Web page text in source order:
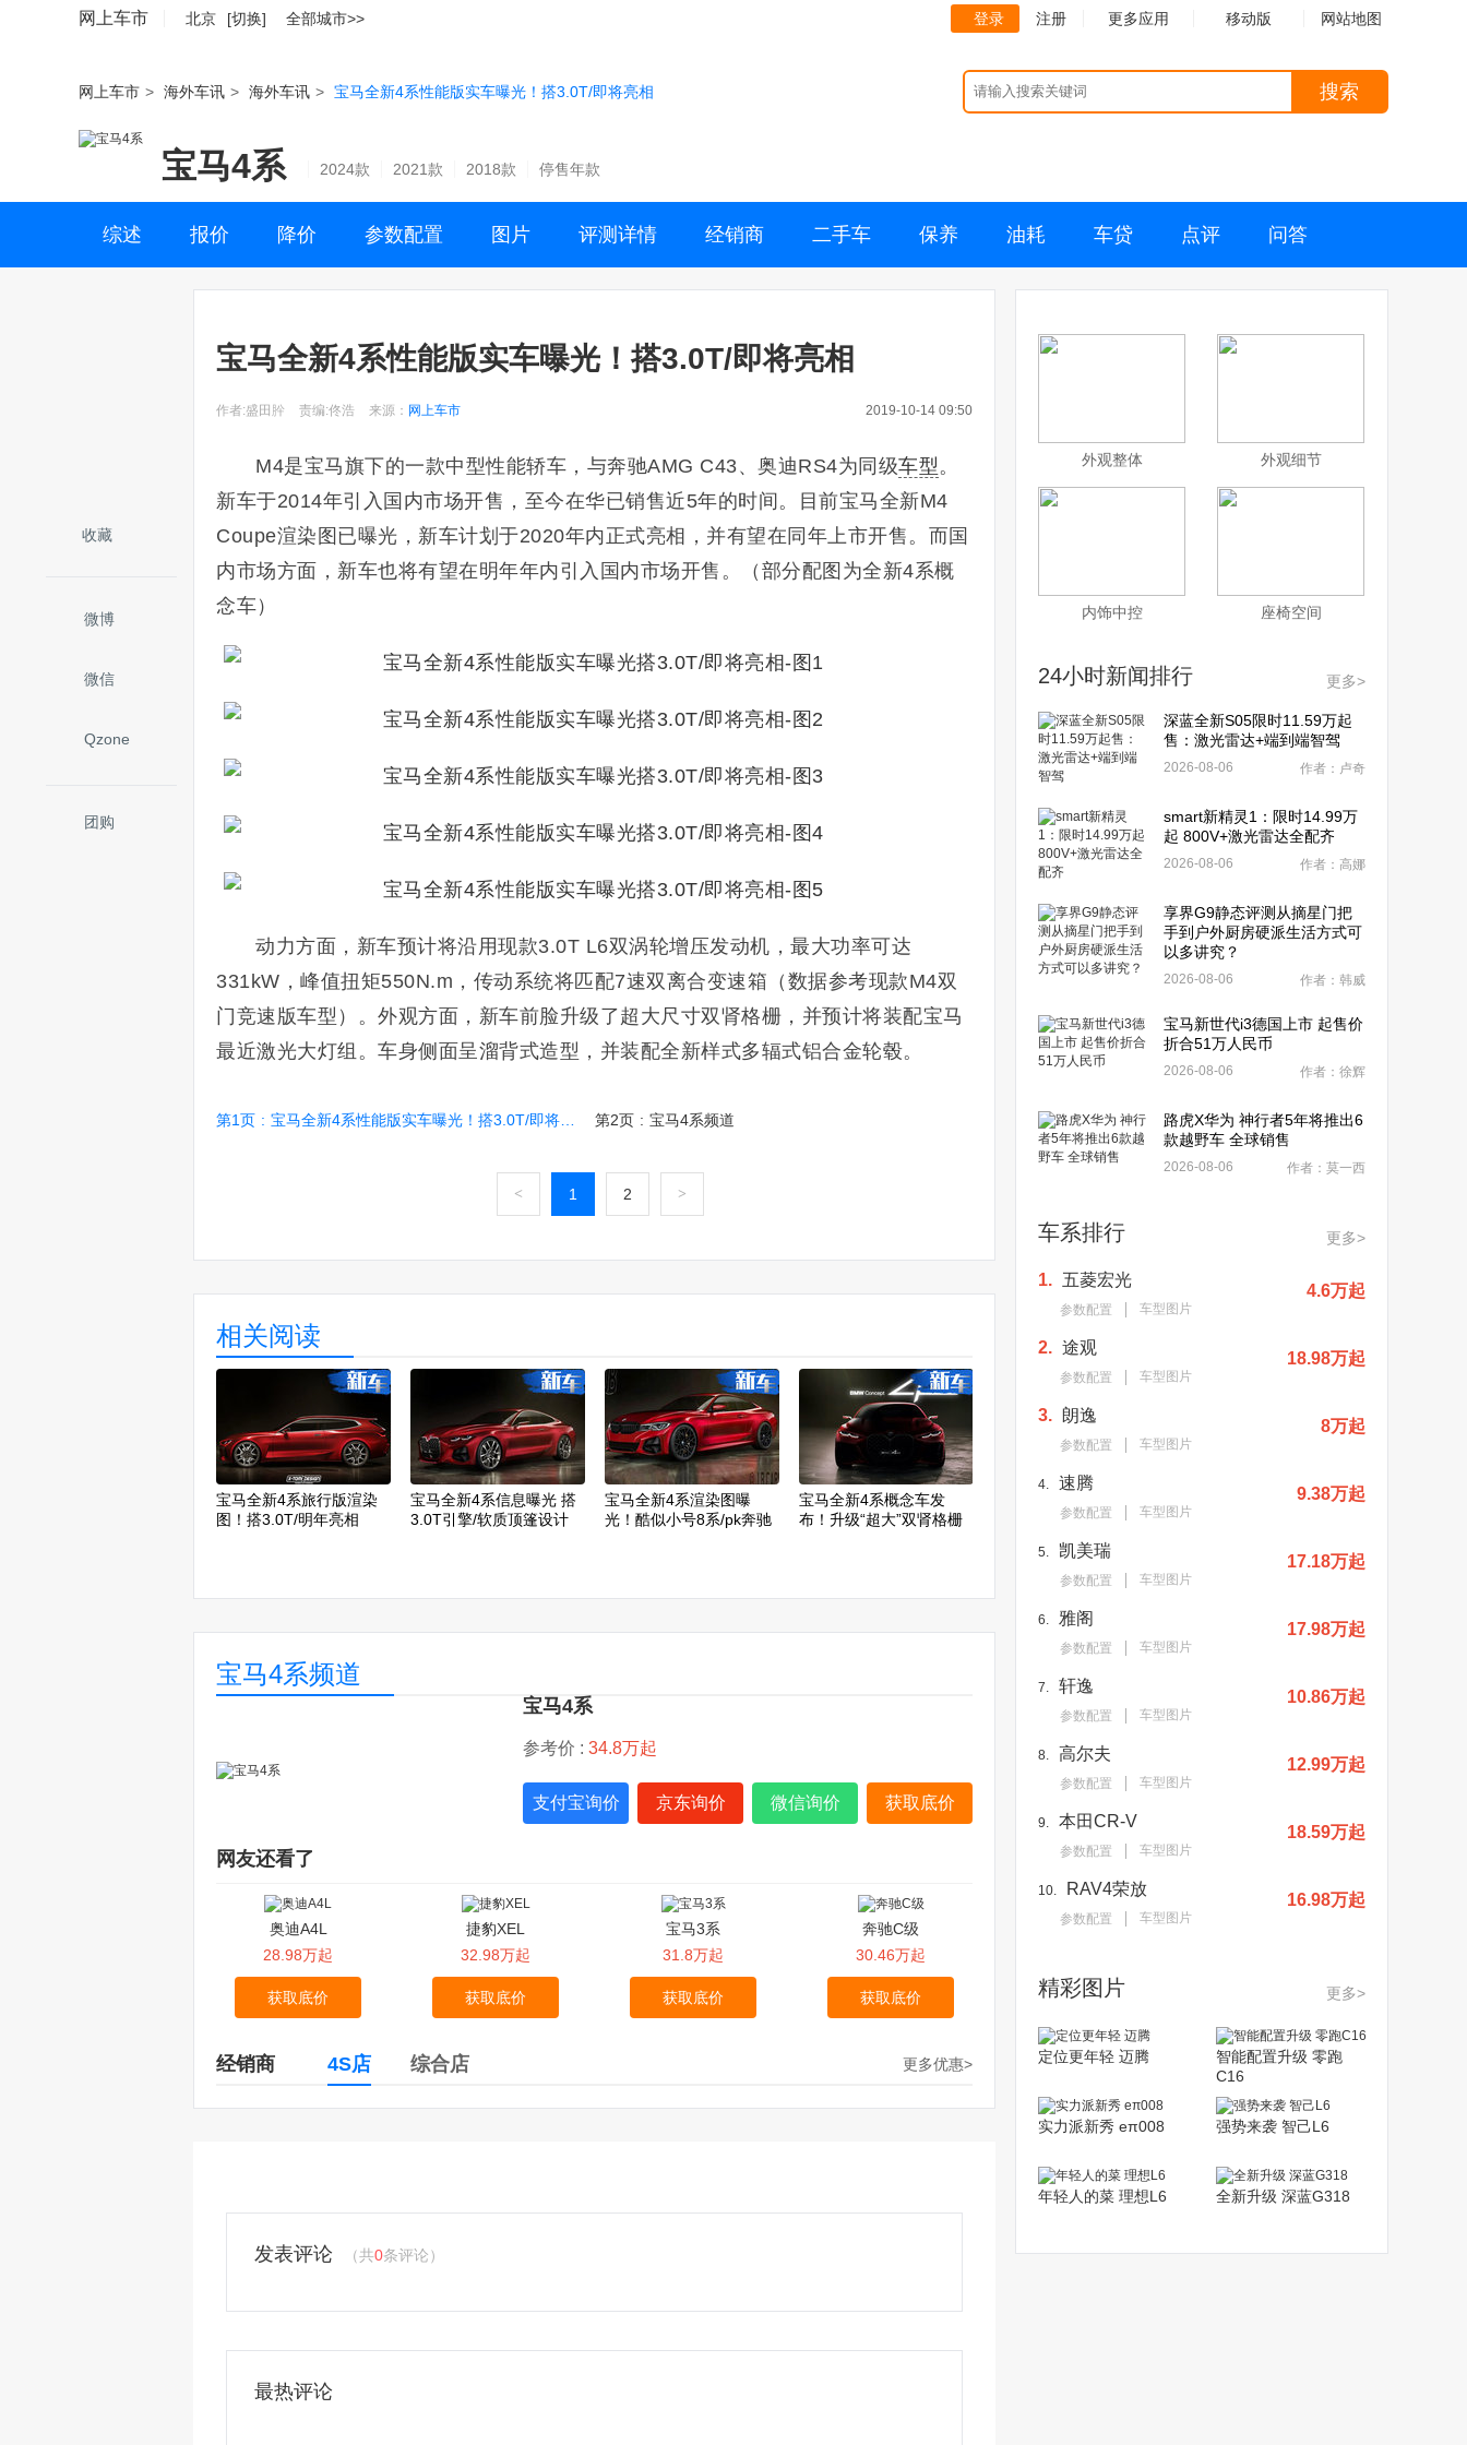
网上车市 北京 [切换] 全部城市>> 登录 注册 更多应用 移动版 网站地图
网上车市 > 海外车讯 > 海外车讯 > 宝马全新4系性能版实车曝光！搭3.0T/即将亮相 搜索
宝马4系 2024款 2021款 2018款 停售年款
综述 报价 降价 参数配置 图片 评测详情 经销商 二手车 保养 油耗 车贷 点评 问答
收藏
微博
微信
Qzone
团购
宝马全新4系性能版实车曝光！搭3.0T/即将亮相
作者:盛田肸 责编:佟浩 来源： 网上车市 2019-10-14 09:50
M4是宝马旗下的一款中型性能轿车，与奔驰AMG C43、奥迪RS4为同级车型。
新车于2014年引入国内市场开售，至今在华已销售近5年的时间。目前宝马全新M4
Coupe渲染图已曝光，新车计划于2020年内正式亮相，并有望在同年上市开售。而国
内市场方面，新车也将有望在明年年内引入国内市场开售。（部分配图为全新4系概
念车）
动力方面，新车预计将沿用现款3.0T L6双涡轮增压发动机，最大功率可达
331kW，峰值扭矩550N.m，传动系统将匹配7速双离合变速箱（数据参考现款M4双
门竞速版车型）。外观方面，新车前脸升级了超大尺寸双肾格栅，并预计将装配宝马
最近激光大灯组。车身侧面呈溜背式造型，并装配全新样式多辐式铝合金轮毂。
第1页 : 宝马全新4系性能版实车曝光！搭3.0T/即将亮相 第2页 : 宝马4系频道
< 1 2 >
相关阅读
宝马全新4系旅行版渲染
图！搭3.0T/明年亮相
宝马全新4系信息曝光 搭
3.0T引擎/软质顶篷设计
宝马全新4系渲染图曝
光！酷似小号8系/pk奔驰
宝马全新4系概念车发
布！升级“超大”双肾格栅
宝马全新4系谍照曝光 搭
2.0T引擎/推插混车型
激光大灯/后续推敞篷版
宝马4系频道
宝马4系
参考价 : 34.8万起
支付宝询价 京东询价 微信询价 获取底价
网友还看了
奥迪A4L
28.98万起
获取底价
捷豹XEL
32.98万起
获取底价
宝马3系
31.8万起
获取底价
奔驰C级
30.46万起
获取底价
经销商 4S店 综合店 更多优惠>
发表评论 （共0条评论）
最热评论
外观整体 外观细节
内饰中控 座椅空间
24小时新闻排行 更多>
深蓝全新S05限时11.59万起
售：激光雷达+端到端智驾
2026-08-06 作者：卢奇
smart新精灵1：限时14.99万
起 800V+激光雷达全配齐
2026-08-06 作者：高娜
享界G9静态评测从摘星门把
手到户外厨房硬派生活方式可
以多讲究？
2026-08-06 作者：韩威
宝马新世代i3德国上市 起售价
折合51万人民币
2026-08-06 作者：徐辉
路虎X华为 神行者5年将推出6
款越野车 全球销售
2026-08-06 作者：莫一西
车系排行 更多>
1. 五菱宏光
参数配置 车型图片
4.6万起
2. 途观
参数配置 车型图片
18.98万起
3. 朗逸
参数配置 车型图片
8万起
4. 速腾
参数配置 车型图片
9.38万起
5. 凯美瑞
参数配置 车型图片
17.18万起
6. 雅阁
参数配置 车型图片
17.98万起
7. 轩逸
参数配置 车型图片
10.86万起
8. 高尔夫
参数配置 车型图片
12.99万起
9. 本田CR-V
参数配置 车型图片
18.59万起
10. RAV4荣放
参数配置 车型图片
16.98万起
精彩图片 更多>
定位更年轻 迈腾
智能配置升级 零跑
C16
实力派新秀 eπ008 强势来袭 智己L6
年轻人的菜 理想L6 全新升级 深蓝G318